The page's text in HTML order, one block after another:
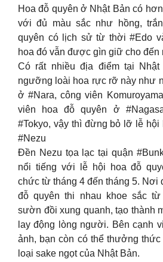
Hoa đỗ quyên ở Nhật Bản có
với đủ màu sắc như hồng,
quyên có lịch sử từ thời #Edo
hoa đó vẫn được gìn giữ cho đến
Có rất nhiều địa điểm tại
ngưỡng loài hoa rực rỡ này như
ở #Nara, công viên
viên hoa đỗ quyên ở
#Tokyo, vậy thì đừng bỏ lỡ lễ hội
#Nezu
Đền Nezu tọa lạc tại quận
nổi tiếng với lễ hội hoa đỗ
chức từ tháng 4 đến tháng 5. Nơi
đỗ quyên thi nhau khoe sắc
sườn đồi xung quanh, tạo thành
lay động lòng người. Bên cạnh
ảnh, bạn còn có thể thưởng thức
loại sake ngọt của Nhật Bản.